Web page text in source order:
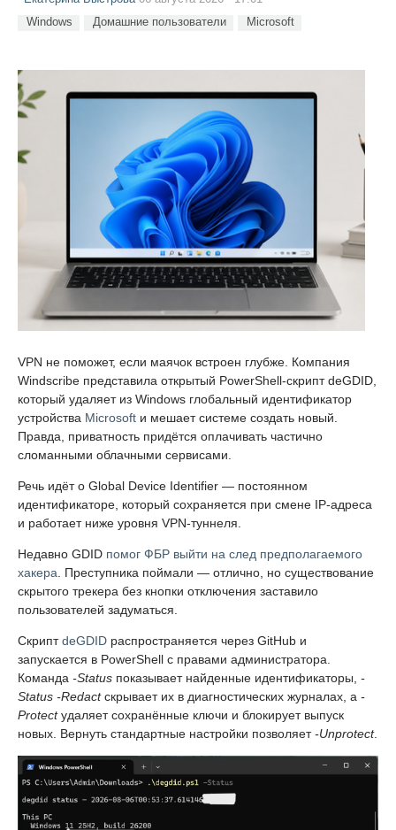
Windows Домашние пользователи Microsoft
VPN не поможет, если маячок встроен глубже. Компания
Windscribe представила открытый PowerShell-скрипт deGDID,
который удаляет из Windows глобальный идентификатор
устройства Microsoft и мешает системе создать новый.
Правда, приватность придётся оплачивать частично
сломанными облачными сервисами.
Речь идёт о Global Device Identifier — постоянном
идентификаторе, который сохраняется при смене IP-адреса
и работает ниже уровня VPN-туннеля.
Недавно GDID помог ФБР выйти на след предполагаемого
хакера . Преступника поймали — отлично, но существование
скрытого трекера без кнопки отключения заставило
пользователей задуматься.
СкриптdeGDID распространяется через GitHub и
запускается в PowerShell с правами администратора.
Команда -Status показывает найденные идентификаторы, -
Status -Redactскрывает их в диагностических журналах, а -
Protectудаляет сохранённые ключи и блокирует выпуск
новых. Вернуть стандартные настройки позволяет-Unprotect.